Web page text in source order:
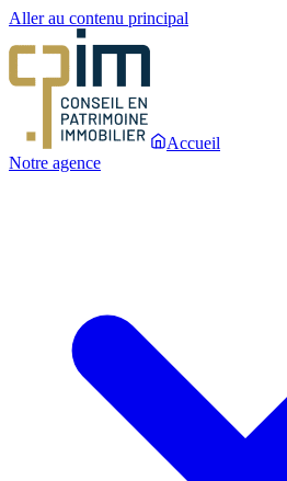
Aller au contenu principal
Accueil
Notre agence